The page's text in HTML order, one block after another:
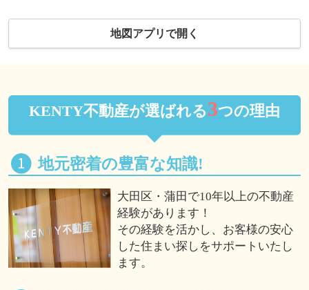
地図アプリで開く
KENTY不動産が選ばれる3つの理由
地元密着の豊富な知識!
大田区・蒲田で10年以上の不動産
経験があります！
その経験を活かし、お客様の安心
した住まい探しをサポートいたし
ます。